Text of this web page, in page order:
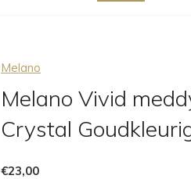
Melano
Melano Vivid
Crystal
€23,00